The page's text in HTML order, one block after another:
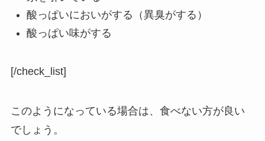
酸っぱいにおいがする（異臭がする）
酸っぱい味がする
[/check_list]
このようになっている場合は、食べない方が良い
でしょう。